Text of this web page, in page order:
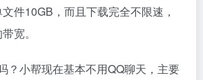
件10GB，而且下载完全不限速，
宽。
？小帮现在基本不用QQ聊天，主要